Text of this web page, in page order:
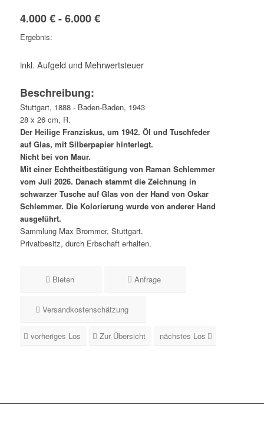
4.000 € - 6.000 €
Ergebnis:
inkl. Aufgeld und Mehrwertsteuer
Beschreibung:
Stuttgart, 1888 - Baden-Baden, 1943
28 x 26 cm, R.
Der Heilige Franziskus, um 1942. Öl und Tuschfeder
auf Glas, mit Silberpapier hinterlegt.
Nicht bei von Maur.
Mit einer Echtheitbestätigung von Raman Schlemmer
vom Juli 2026. Danach stammt die Zeichnung in
schwarzer Tusche auf Glas von der Hand von Oskar
Schlemmer. Die Kolorierung wurde von anderer Hand
ausgeführt.
Sammlung Max Brommer, Stuttgart.
Privatbesitz, durch Erbschaft erhalten.
Bieten Anfrage
Versandkostenschätzung
vorheriges Los Zur Übersicht nächstes Los